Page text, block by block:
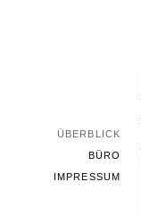
ÜBERBLICK
BÜRO
IMPRESSUM